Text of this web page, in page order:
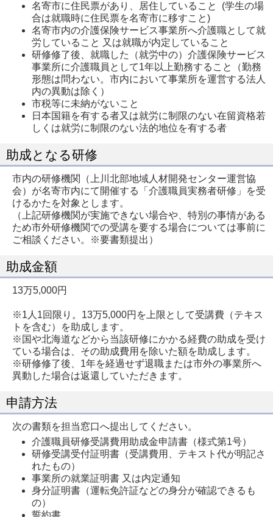
名寄市に住民票があり、居住していること (学生の場
合は就職時に住民票を名寄市に移すこと)
名寄市内の介護保険サービス事業所へ介護職として就
労していること 又は就職が内定していること
研修修了後、就職した（就労中の）介護保険サービス
事業所に介護職員として1年以上勤務すること（勤務
形態は問わない。市内において事業所を運営する法人
内の異動は除く）
市税等に未納がないこと
日本国籍を有する者又は就労に制限のない在留資格若
しくは就労に制限のない法的地位を有する者
助成となる研修
市内の研修機関（上川北部地域人材開発センター運営協
会）が名寄市内にて開催する「介護職員実務者研修」を受
けるかたを対象とします。
（上記研修機関が実施できない場合や、特別の事情がある
ため市外研修機関での受講を要する場合については事前に
ご相談ください。※要書類提出）
助成金額
13万5,000円
※1人1回限り。13万5,000円を上限として受講費（テキス
トを含む）を助成します。
※国や北海道などから当該研修にかかる経費の助成を受け
ている場合は、その助成費用を除いた額を助成します。
※研修修了後、1年を経過せず退職または市外の事業所へ
異動した場合は返還していただきます。
申請方法
次の書類を担当窓口へ提出してください。
介護職員研修受講費用助成金申請書（様式第1号）
研修受講受付証明書（受講費用、テキスト代が明記さ
れたもの）
事業所の就業証明書 又は内定通知
身分証明書（運転免許証などの身分が確認できるも
の）
誓約書